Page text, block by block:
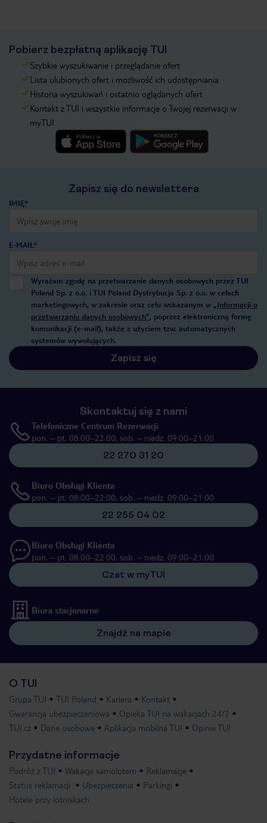
Pobierz bezpłatną aplikację TUI
Szybkie wyszukiwanie i przeglądanie ofert
Lista ulubionych ofert i możliwość ich udostępniania
Historia wyszukiwań i ostatnio oglądanych ofert
Kontakt z TUI i wszystkie informacje o Twojej rezerwacji w
myTUI
Zapisz się do newslettera
IMIĘ*
E-MAIL*
Wyrażam zgodę na przetwarzanie danych osobowych przez TUI
Poland Sp. z o.o. i TUI Poland Dystrybucja Sp. z o.o. w celach
marketingowych, w zakresie oraz celu wskazanym w „Informacji o
przetwarzaniu danych osobowych”, poprzez elektroniczną formę
komunikacji (e-mail), także z użyciem tzw. automatycznych
systemów wywołujących.
Zapisz się
Skontaktuj się z nami
Telefoniczne Centrum Rezerwacji
pon. – pt. 08:00–22:00, sob. – niedz. 09:00–21:00
22 270 31 20
Biuro Obsługi Klienta
pon. – pt. 08:00–22:00, sob. – niedz. 09:00–21:00
22 255 04 02
Biuro Obsługi Klienta
pon. – pt. 08:00–22:00, sob. – niedz. 09:00–21:00
Czat w myTUI
Biura stacjonarne
Znajdź na mapie
O TUI
Grupa TUI TUI Poland Kariera
Kontakt
Gwarancja ubezpieczeniowa
Opieka TUI na wakacjach 24/7
TUI.cz
Dane osobowe Aplikacja mobilna TUI Opinie TUI
Przydatne informacje
Podróż z TUI Wakacje samolotem
Reklamacje
Status reklamacji
Ubezpieczenia
Parkingi
Hotele przy lotniskach